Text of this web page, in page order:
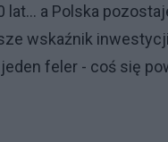
lat... a Polska
wskaźnik
feler - coś się